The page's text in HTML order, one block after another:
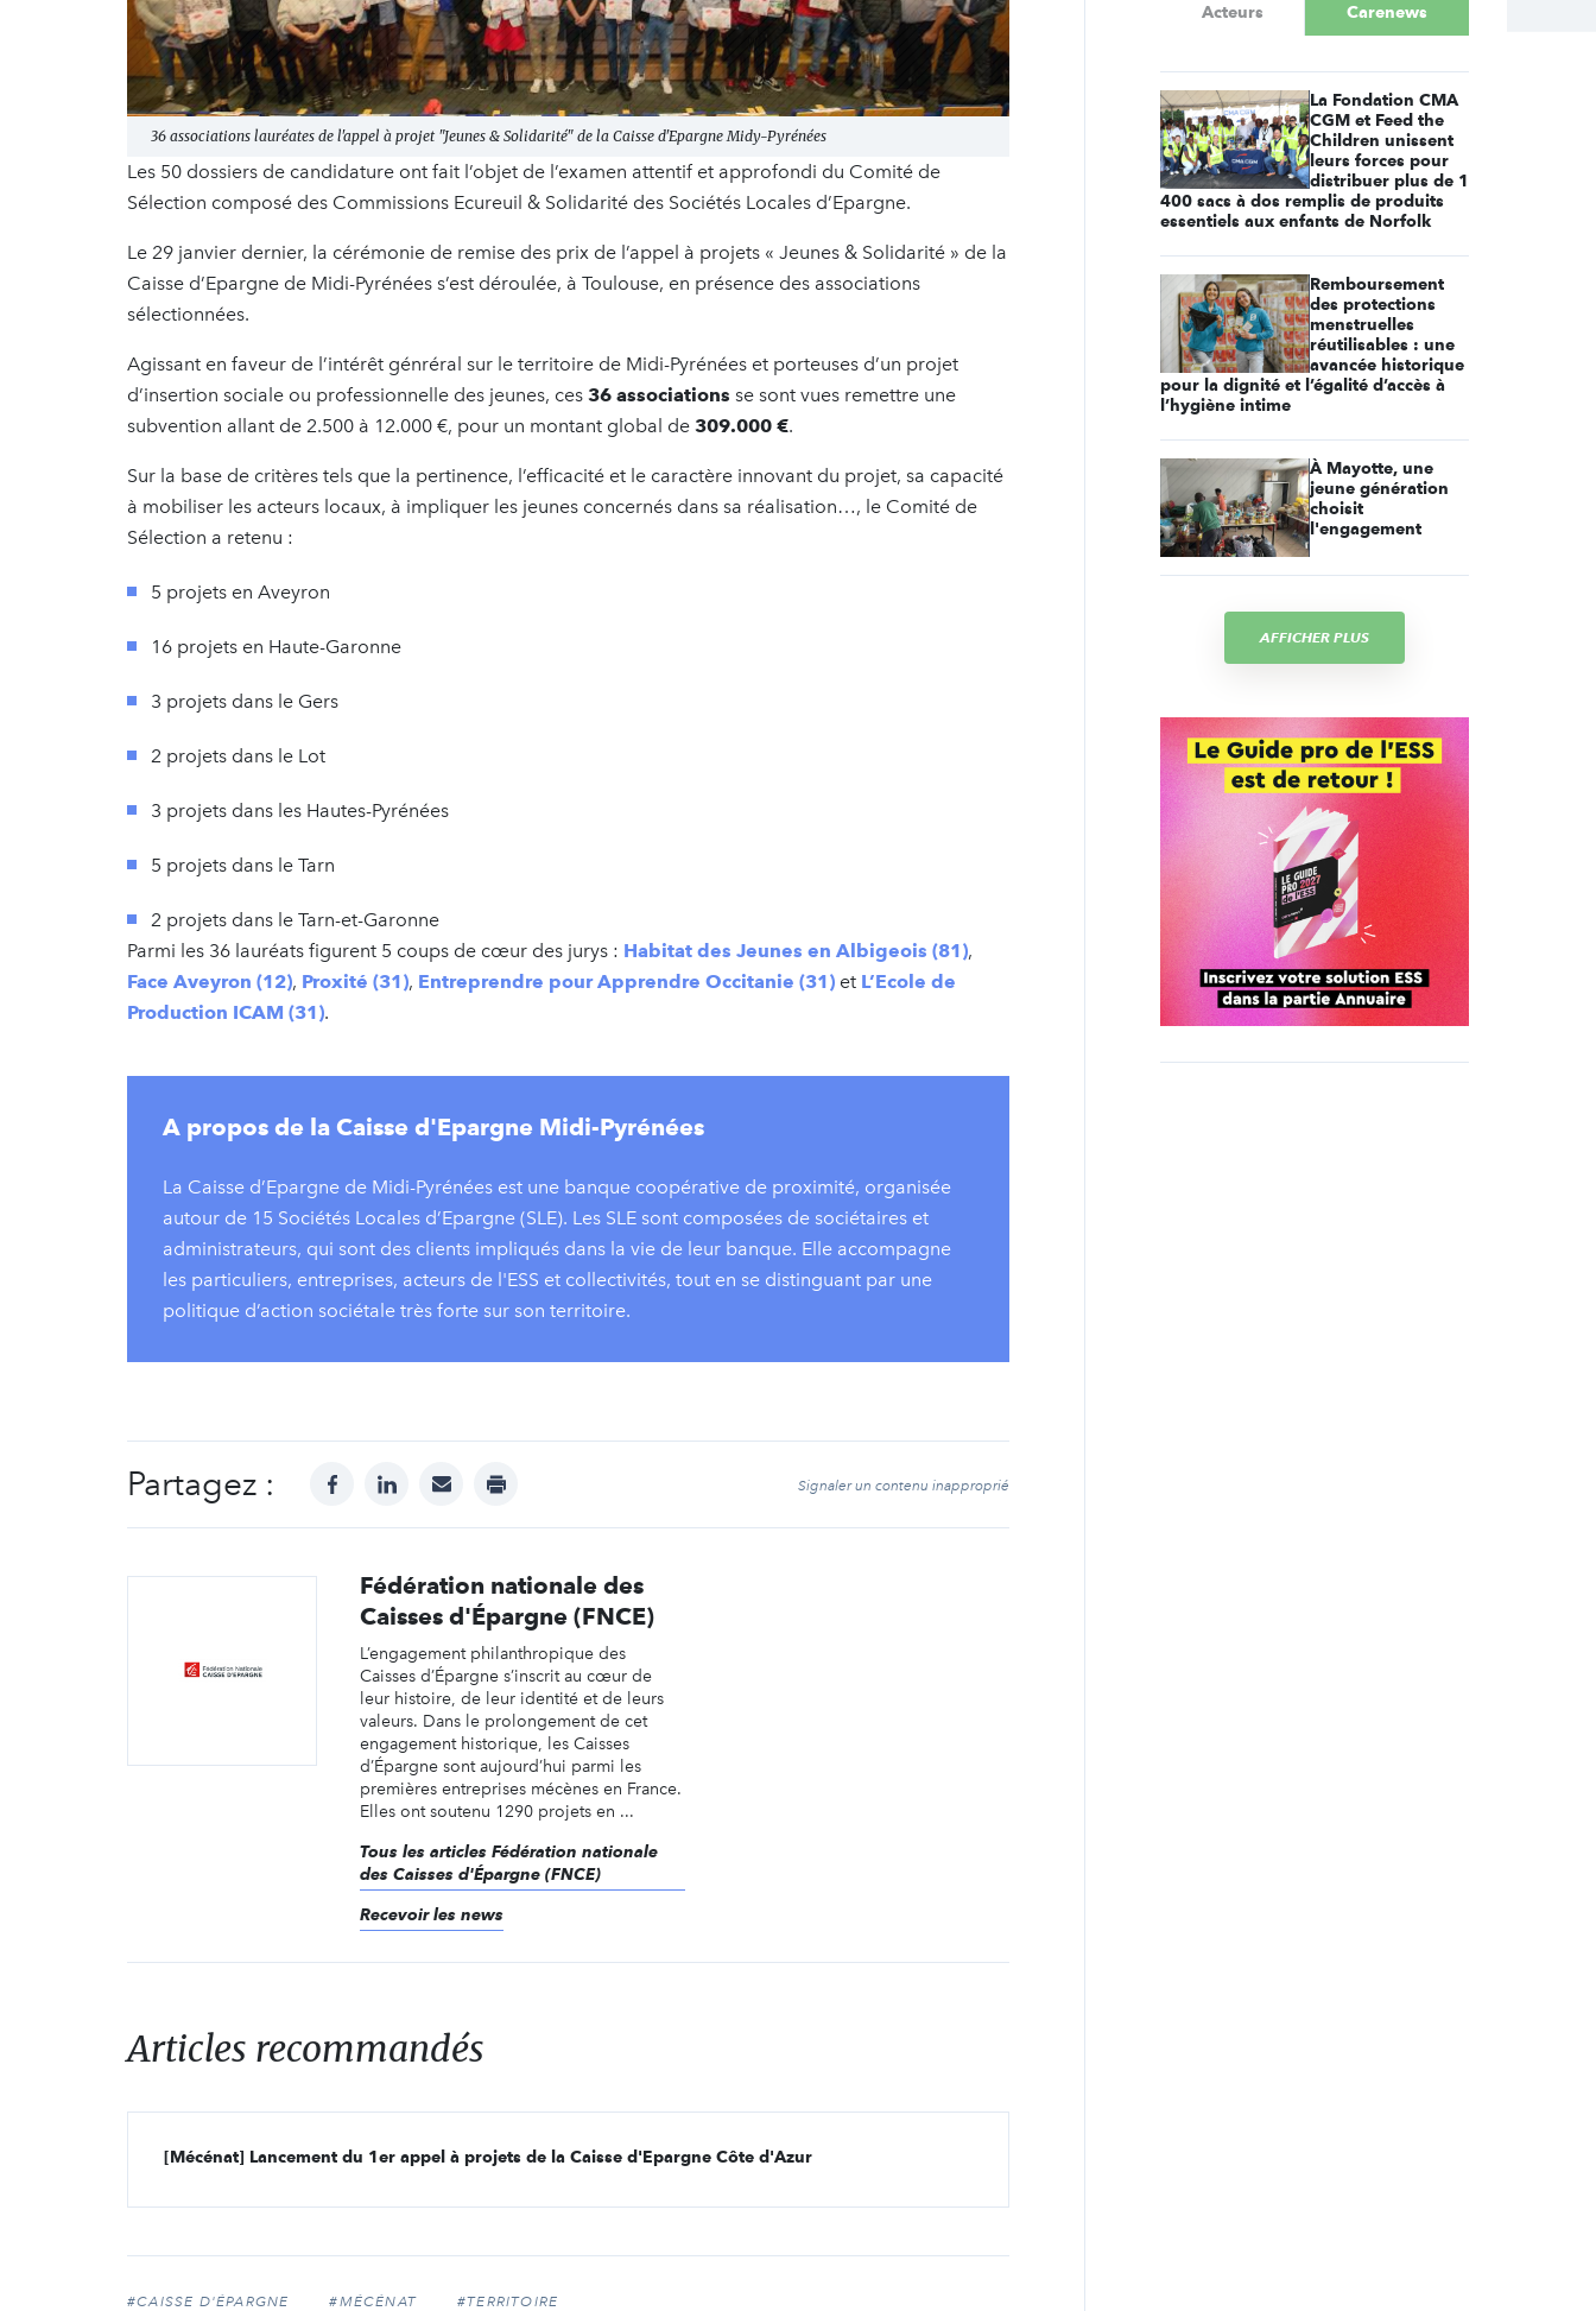
36 associations lauréates de l'appel à projet "Jeunes & Solidarité" de la Caisse d'Epargne Midy-Pyrénées
Les 50 dossiers de candidature ont fait l’objet de l’examen attentif et approfondi du Comité de
Sélection composé des Commissions Ecureuil & Solidarité des Sociétés Locales d’Epargne.
Le 29 janvier dernier, la cérémonie de remise des prix de l’appel à projets « Jeunes & Solidarité » de la
Caisse d’Epargne de Midi-Pyrénées s’est déroulée, à Toulouse, en présence des associations
sélectionnées.
Agissant en faveur de l’intérêt génréral sur le territoire de Midi-Pyrénées et porteuses d’un projet
d’insertion sociale ou professionnelle des jeunes, ces 36 associations se sont vues remettre une
subvention allant de 2.500 à 12.000 €, pour un montant global de 309.000 €.
Sur la base de critères tels que la pertinence, l’efficacité et le caractère innovant du projet, sa capacité
à mobiliser les acteurs locaux, à impliquer les jeunes concernés dans sa réalisation…, le Comité de
Sélection a retenu :
5 projets en Aveyron
16 projets en Haute-Garonne
3 projets dans le Gers
2 projets dans le Lot
3 projets dans les Hautes-Pyrénées
5 projets dans le Tarn
2 projets dans le Tarn-et-Garonne
Parmi les 36 lauréats figurent 5 coups de cœur des jurys : Habitat des Jeunes en Albigeois (81),
Face Aveyron (12), Proxité (31), Entreprendre pour Apprendre Occitanie (31) et L’Ecole de
Production ICAM (31).
A propos de la Caisse d'Epargne Midi-Pyrénées
La Caisse d’Epargne de Midi-Pyrénées est une banque coopérative de proximité, organisée
autour de 15 Sociétés Locales d’Epargne (SLE). Les SLE sont composées de sociétaires et
administrateurs, qui sont des clients impliqués dans la vie de leur banque. Elle accompagne
les particuliers, entreprises, acteurs de l'ESS et collectivités, tout en se distinguant par une
politique d’action sociétale très forte sur son territoire.
Partagez : facebooklinkedinmail print Signaler un contenu inapproprié
Fédération nationale des
Caisses d'Épargne (FNCE)
L’engagement philanthropique des
Caisses d’Épargne s’inscrit au cœur de
leur histoire, de leur identité et de leurs
valeurs. Dans le prolongement de cet
engagement historique, les Caisses
d’Épargne sont aujourd’hui parmi les
premières entreprises mécènes en France.
Elles ont soutenu 1290 projets en ...
Tous les articles Fédération nationale
des Caisses d'Épargne (FNCE)
Recevoir les news
Articles recommandés
[Mécénat] Lancement du 1er appel à projets de la Caisse d'Epargne Côte d'Azur
#CAISSE D'ÉPARGNE #MÉCÉNAT #TERRITOIRE
Acteurs Carenews
La Fondation CMA
CGM et Feed the
Children unissent
leurs forces pour
distribuer plus de 1
400 sacs à dos remplis de produits
essentiels aux enfants de Norfolk
Remboursement
des protections
menstruelles
réutilisables : une
avancée historique
pour la dignité et l’égalité d’accès à
l’hygiène intime
À Mayotte, une
jeune génération
choisit
l'engagement
AFFICHER PLUS